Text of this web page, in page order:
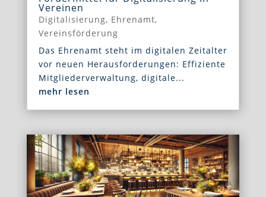
Vereinen
Digitalisierung, Ehrenamt,
Vereinsförderung
Das Ehrenamt steht im digitalen Zeitalter
vor neuen Herausforderungen: Effiziente
Mitgliederverwaltung, digitale...
mehr lesen